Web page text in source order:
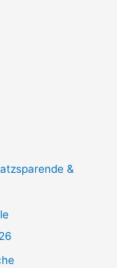
&